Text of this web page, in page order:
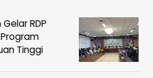
RDP
Tinggi